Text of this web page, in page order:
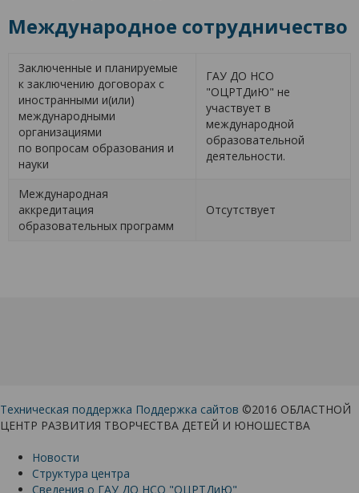
Международное сотрудничество
Заключенные и планируемые
к заключению договорах с
иностранными и(или)
международными
организациями
по вопросам образования и
науки
ГАУ ДО НСО
"ОЦРТДиЮ" не
участвует в
международной
образовательной
деятельности.
Международная
аккредитация
образовательных программ
Отсутствует
Техническая поддержка Поддержка сайтов ©2016 ОБЛАСТНОЙ
ЦЕНТР РАЗВИТИЯ ТВОРЧЕСТВА ДЕТЕЙ И ЮНОШЕСТВА
Новости
Структура центра
Сведения о ГАУ ДО НСО "ОЦРТДиЮ"